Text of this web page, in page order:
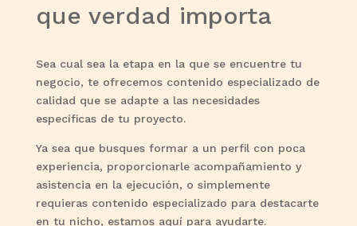
que verdad importa
Sea cualsea la etapa en la que se encuentre tu
negocio, te ofrecemos contenido especializado de
calidad que se adapte a las necesidades
específicas de tu proyecto.
Ya sea que busques formar a un perfil con poca
experiencia, proporcionarle acompañamiento y
asistencia en la ejecución, o simplemente
requieras contenido especializado para destacarte
en tu nicho, estamos aquí para ayudarte.